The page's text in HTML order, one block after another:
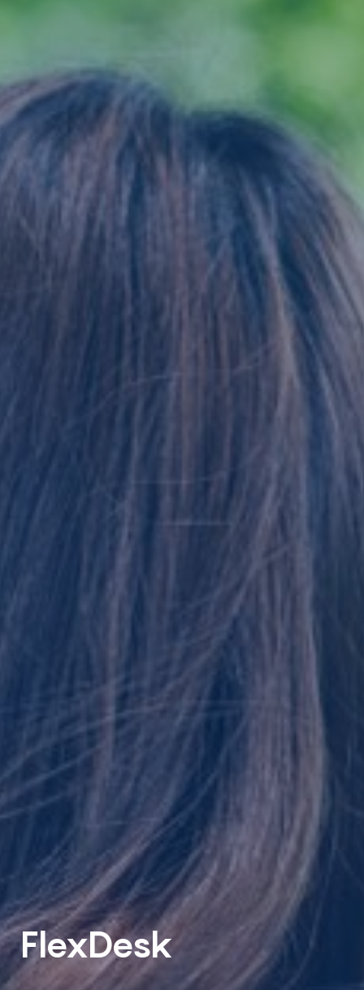
FlexDesk